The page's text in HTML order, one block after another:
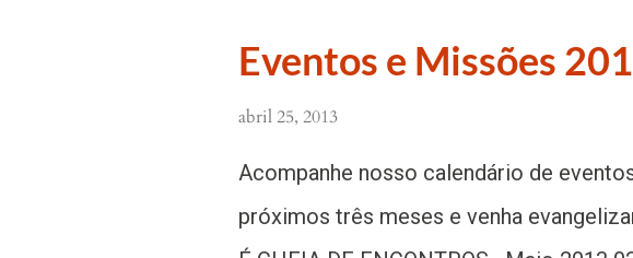
Eventos e Missões
abril 25, 2013
Acompanhe nosso calendário de
próximos três meses e venha